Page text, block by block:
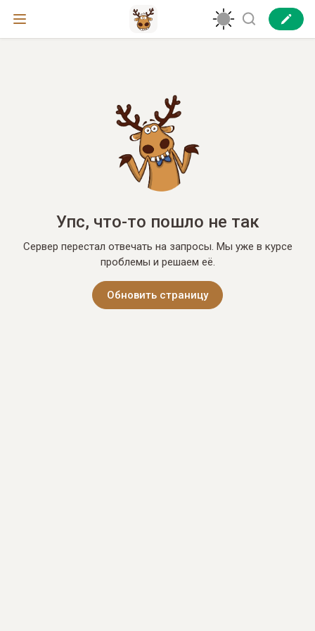
Упс, что-то пошло не так
Сервер перестал отвечать на запросы. Мы уже в курсе
проблемы и решаем её.
Обновить страницу